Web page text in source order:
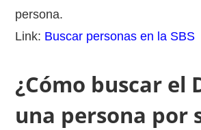
persona.
Link: Buscar personas en la SBS
¿Cómo buscar el
una persona por